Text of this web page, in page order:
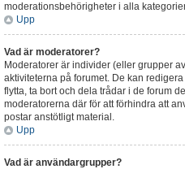
moderationsbehörigheter i alla
Upp
Vad är moderatorer?
Moderatorer är individer (eller grupper
aktiviteterna på forumet. De kan
flytta, ta bort och dela trådar i de forum
moderatorerna där för att förhindra att
postar anstötligt material.
Upp
Vad är användargrupper?